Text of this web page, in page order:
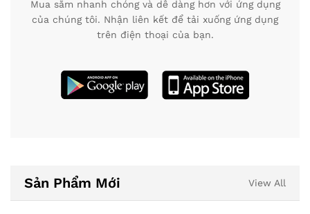
Mua sắm nhanh chóng và dễ dàng hơn với ứng dụng
của chúng tôi. Nhận liên kết để tải xuống ứng dụng
trên điện thoại của bạn.
Sản Phẩm Mới View All